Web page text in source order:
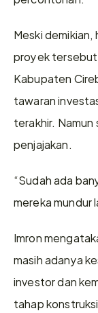
Meski
proyek tersebut
Kabupaten
tawaran
terakhir.
penjajakan.
“Sudah ada
mereka mundur
Imron
masih adanya
investor dan
tahap